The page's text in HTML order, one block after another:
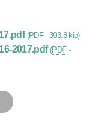
(PDF-393.8 kio)
2017.pdf (PDF-